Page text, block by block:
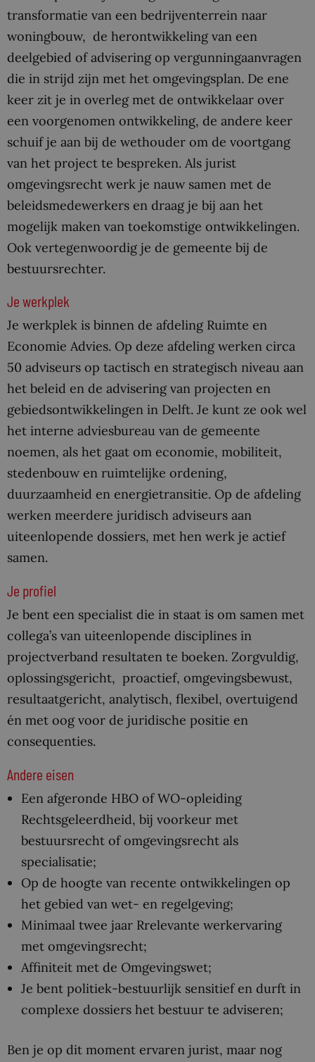
transformatie van een bedrijventerrein naar
woningbouw, de herontwikkeling van een
deelgebied of advisering op vergunningaanvragen
die in strijd zijn met het omgevingsplan. De ene
keer zit je in overleg met de ontwikkelaar over
een voorgenomen ontwikkeling, de andere keer
schuif je aan bij de wethouder om de voortgang
van het project te bespreken. Als jurist
omgevingsrecht werk je nauw samen met de
beleidsmedewerkers en draag je bij aan het
mogelijk maken van toekomstige ontwikkelingen.
Ook vertegenwoordig je de gemeente bij de
bestuursrechter.
Je werkplek
Je werkplek is binnen de afdeling Ruimte en
Economie Advies. Op deze afdeling werken circa
50 adviseurs op tactisch en strategisch niveau aan
het beleid en de advisering van projecten en
gebiedsontwikkelingen in Delft. Je kunt ze ook wel
het interne adviesbureau van de gemeente
noemen, als het gaat om economie, mobiliteit,
stedenbouw en ruimtelijke ordening,
duurzaamheid en energietransitie. Op de afdeling
werken meerdere juridisch adviseurs aan
uiteenlopende dossiers, met hen werk je actief
samen.
Je profiel
Je bent een specialist die in staat is om samen met
collega’s van uiteenlopende disciplines in
projectverband resultaten te boeken. Zorgvuldig,
oplossingsgericht, proactief, omgevingsbewust,
resultaatgericht, analytisch, flexibel, overtuigend
én met oog voor de juridische positie en
consequenties.
Andere eisen
Een afgeronde HBO of WO-opleiding
Rechtsgeleerdheid, bij voorkeur met
bestuursrecht of omgevingsrecht als
specialisatie;
Op de hoogte van recente ontwikkelingen op
het gebied van wet- en regelgeving;
Minimaal twee jaar Rrelevante werkervaring
met omgevingsrecht;
Affiniteit met de Omgevingswet;
Je bent politiek-bestuurlijk sensitief en durft in
complexe dossiers het bestuur te adviseren;
Ben je op dit moment ervaren jurist, maar nog